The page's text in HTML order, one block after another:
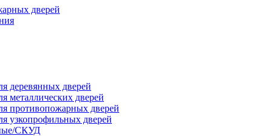
дверей
деревянных дверей
металлических дверей
противопожарных дверей
узкопрофильных дверей
СКУД